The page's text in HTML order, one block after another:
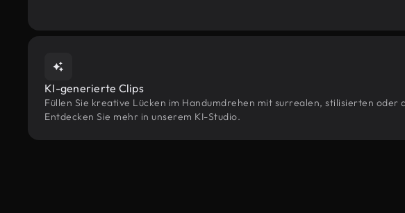
KI-generierte Clips
Füllen Sie kreative Lücken im Handumdrehen mit surrealen, stilisierten
Entdecken Sie mehr in unserem KI-Studio.